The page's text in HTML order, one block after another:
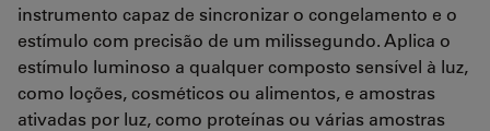
instrumento capaz de sincronizar o congelamento e o
estímulo com precisão de um milissegundo. Aplica o
estímulo luminoso a qualquer composto sensível à luz,
como loções, cosméticos ou alimentos, e amostras
ativadas por luz, como proteínas ou várias amostras